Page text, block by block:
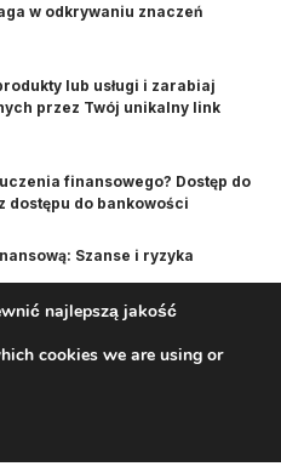
w odkrywaniu znaczeń
lub usługi i zarabiaj
przez Twój unikalny link
finansowego? Dostęp do
dostępu do bankowości
Szanse i ryzyka
najlepszą jakość
cookies we are using or